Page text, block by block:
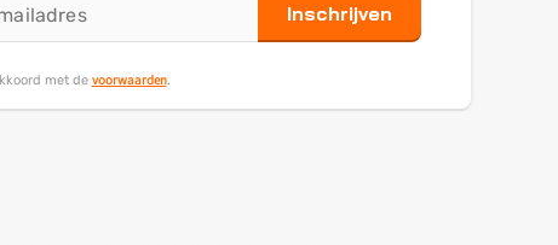
Inschrijven
met de voorwaarden.